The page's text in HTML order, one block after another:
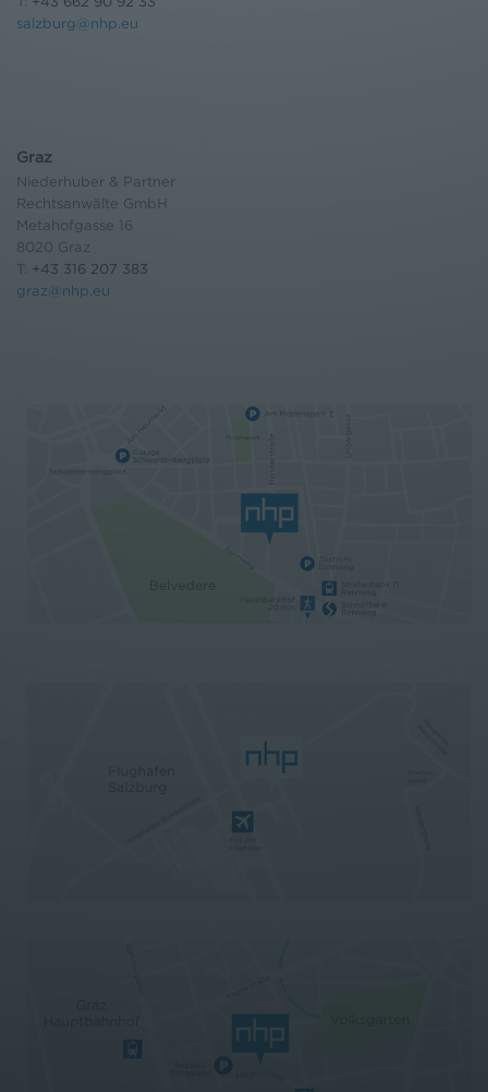
salzburg@nhp.eu
Graz
Niederhuber & Partner
Rechtsanwälte GmbH
Metahofgasse 16
8020 Graz
T: +43 316 207 383
graz@nhp.eu